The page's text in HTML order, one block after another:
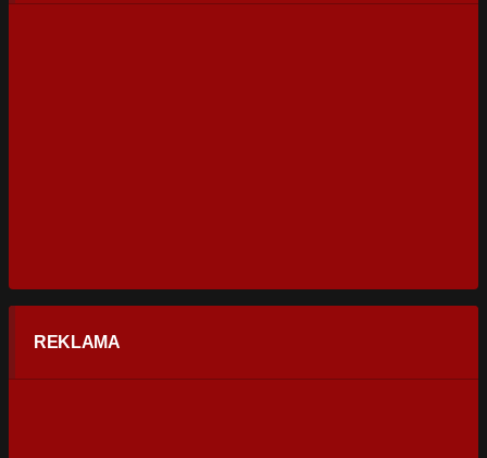
REKLAMA